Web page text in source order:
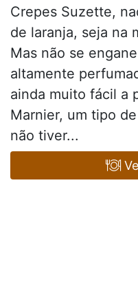
Crepes Suzette,
de laranja, seja na
Mas não se
altamente
ainda muito fácil a
Marnier, um tipo
não tiver...